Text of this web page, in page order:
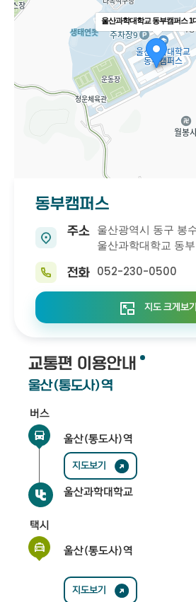
울산과학대학교 동부캠퍼스 1
동부캠퍼스
주소
울산광역시 동구 봉
울산과학대학교 동
전화 052-230-0500
지도 크게보기
교통편 이용안내
울산(통도사)역
버스
울산(통도사)역
지도보기
울산과학대학교
택시
울산(통도사)역
지도보기